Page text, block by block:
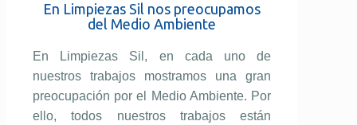
En Limpiezas Sil nos preocupamos
del Medio Ambiente
En Limpiezas Sil, en cada uno de
nuestros trabajos mostramos una gran
preocupación por el Medio Ambiente. Por
ello, todos nuestros trabajos están